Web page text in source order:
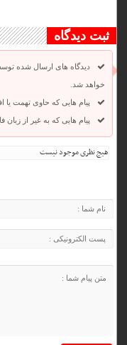
ثبت دیدگاه
دیدگاه های ارسال شده توسط
خواهد شد.
پیام هایی که حاوی تهمت یا
پیام هایی که به غیر از زبان
هیچ نظری موجود نیست